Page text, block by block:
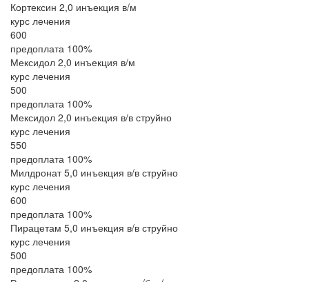
Кортексин 2,0 инъекция в/м
курс лечения
600
предоплата 100%
Мексидол 2,0 инъекция в/м
курс лечения
500
предоплата 100%
Мексидол 2,0 инъекция в/в струйно
курс лечения
550
предоплата 100%
Милдронат 5,0 инъекция в/в струйно
курс лечения
600
предоплата 100%
Пирацетам 5,0 инъекция в/в струйно
курс лечения
500
предоплата 100%